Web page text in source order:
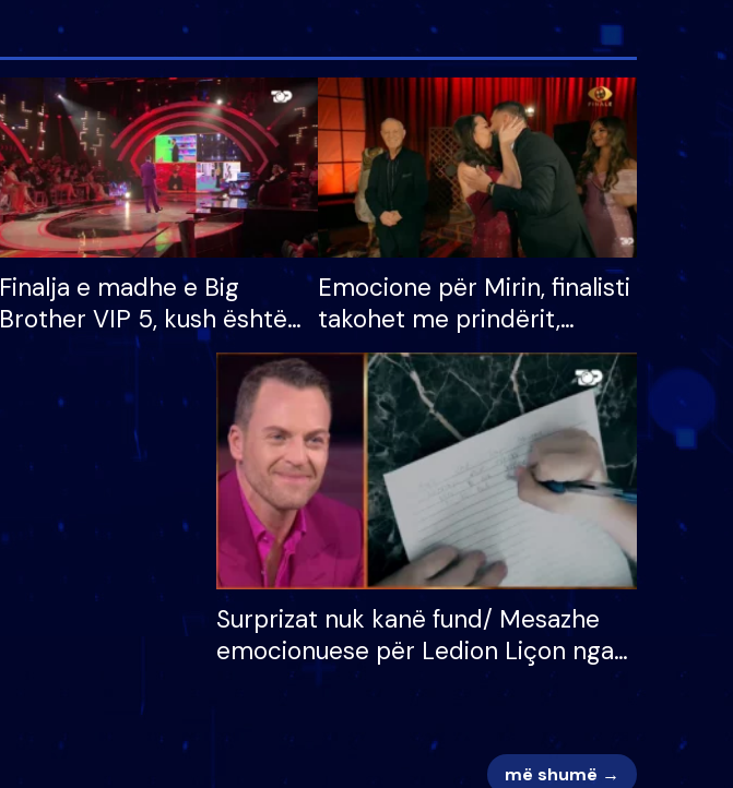
Finalja e madhe e Big
Brother VIP 5, kush është
banori i parë që lë shtëpinë
dhe humb mundësinë për
të fituar çmimin e madh
Emocione për Mirin, finalisti
takohet me prindërit,
vajzën dhe bashkëshorten:
S’kemi ndonjë letër divorci
apo jo?
Surprizat nuk kanë fund/ Mesazhe
emocionuese për Ledion Liçon nga
nëna dhe fëmijët e tij, moderatori
më shumë →